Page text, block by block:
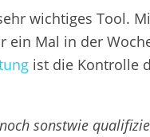
wichtiges Tool.
ein Mal in der
ist die Kontrolle
sonstwie